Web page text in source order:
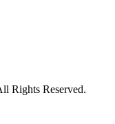
Rights Reserved.